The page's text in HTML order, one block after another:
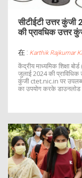
सीटीईटी उत्तर कुंजी
की प्रावधिक
在 : Karthik Rajkumar
केंद्रीय माध्यमिक शिक्षा
जुलाई 2024 की
कुंजी ctet.nic.in पर
का उपयोग करके डाउनलोड